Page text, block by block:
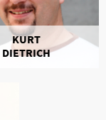
KURT
DIETRICH